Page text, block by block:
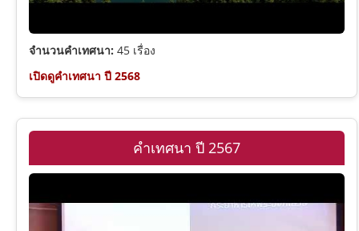
สุภาษิต
ปัญญาจารย์
โคโลสี
1 เธสะโลนิกา
จำนวนคำเทศนา: 45 เรื่อง
เปิดดูคำเทศนา ปี 2568
คำเทศนา ปี 2567